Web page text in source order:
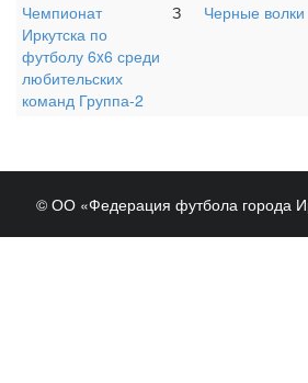
Чемпионат
Иркутска по
футболу 6x6 среди
любительских
команд Группа-2
З Черные волки
© ОО «Федерация футбола города